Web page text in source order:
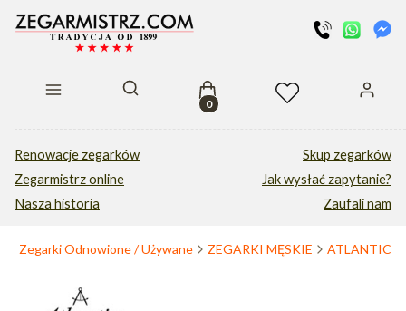
Otwórz wyszukiwarkęProdukty w koszyku: 0. Zobacz
Renowacje zegarków
Zegarmistrz online
Nasza historia
Skup zegarków
Jak wysłać zapytanie?
Zaufali nam
Zegarki Odnowione / Używane ZEGARKI MĘSKIE ATLANTIC